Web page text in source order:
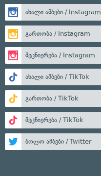
ახალი ამბები / Instagram
გართობა / Instagram
მეცნიერება / Instagram
ახალი ამბები / TikTok
გართობა / TikTok
მეცნიერება / TikTok
ბოლო ამბები / Twitter